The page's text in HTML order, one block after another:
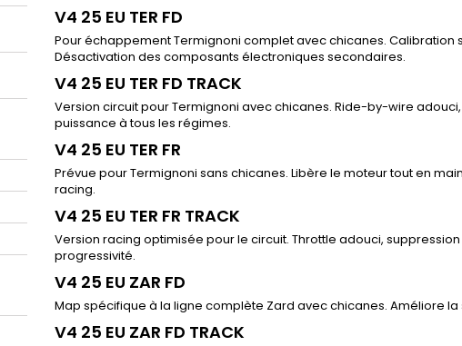
V4 25 EU TER FD
Pour échappement Termignoni complet avec chicanes.
Désactivation des composants électroniques secondaires.
V4 25 EU TER FD TRACK
Version circuit pour Termignoni avec chicanes. Ride-by-wire
puissance à tous les régimes.
V4 25 EU TER FR
Prévue pour Termignoni sans chicanes. Libère le moteur tout en
racing.
V4 25 EU TER FR TRACK
Version racing optimisée pour le circuit. Throttle adouci,
progressivité.
V4 25 EU ZAR FD
Map spécifique à la ligne complète Zard avec chicanes. Améliore
V4 25 EU ZAR FD TRACK